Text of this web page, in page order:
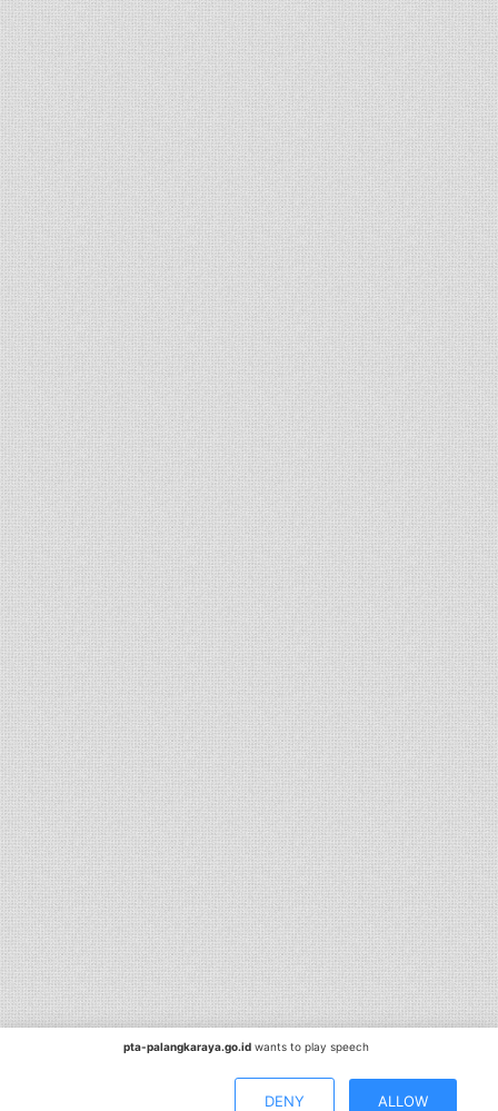
pta-palangkaraya.go.id wants to play speech
DENY ALLOW